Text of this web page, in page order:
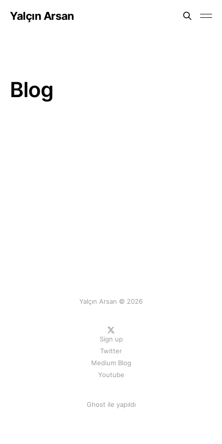
Yalçın Arsan
Blog
Yalçın Arsan © 2026
Sign up
Twitter
Medium Blog
Youtube
Ghost ile yapıldı